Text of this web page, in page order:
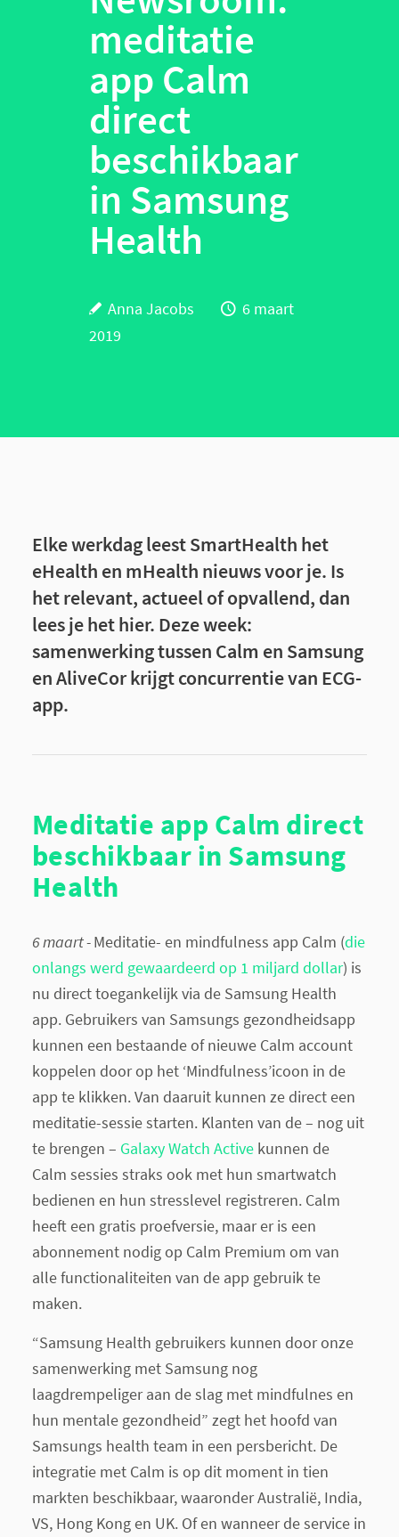
meditatie
app Calm
direct
beschikbaar
in Samsung
Health
Anna Jacobs
6 maart
2019
Elke werkdag leest SmartHealth het
eHealth en mHealth nieuws voor je. Is
het relevant, actueel of opvallend, dan
lees je het hier. Deze week:
samenwerking tussen Calm en Samsung
en AliveCor krijgt concurrentie van ECG-
app.
Meditatie app Calm direct
beschikbaar in Samsung
Health
6 maart -Meditatie- en mindfulness app Calm (die
onlangs werd gewaardeerd op 1 miljard dollar) is
nu direct toegankelijk via de Samsung Health
app. Gebruikers van Samsungs gezondheidsapp
kunnen een bestaande of nieuwe Calm account
koppelen door op het ‘Mindfulness’icoon in de
app te klikken. Van daaruit kunnen ze direct een
meditatie-sessie starten. Klanten van de – nog uit
te brengen – Galaxy Watch Active kunnen de
Calm sessies straks ook met hun smartwatch
bedienen en hun stresslevel registreren. Calm
heeft een gratis proefversie, maar er is een
abonnement nodig op Calm Premium om van
alle functionaliteiten van de app gebruik te
maken.
“Samsung Health gebruikers kunnen door onze
samenwerking met Samsung nog
laagdrempeliger aan de slag met mindfulnes en
hun mentale gezondheid” zegt het hoofd van
Samsungs health team in een persbericht. De
integratie met Calm is op dit moment in tien
markten beschikbaar, waaronder Australië, India,
VS, Hong Kong en UK. Of en wanneer de service in